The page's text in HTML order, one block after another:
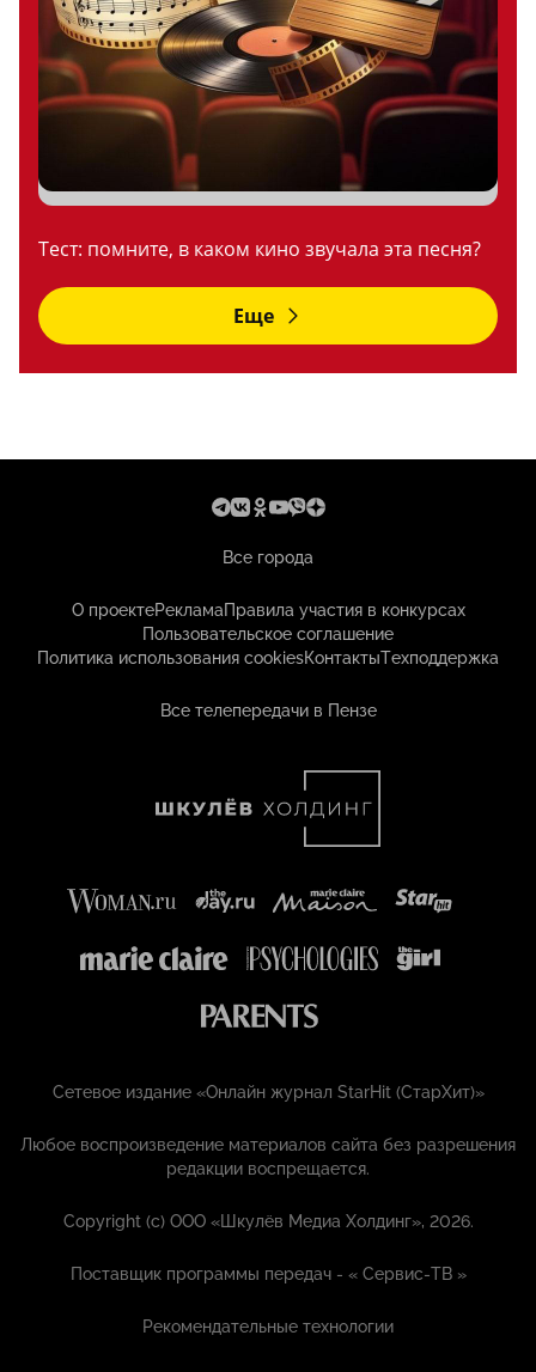
Тест: помните, в каком кино звучала эта песня?
Еще
Все города
О проектеРекламаПравила участия в конкурсах
Пользовательское соглашение
Политика использования cookiesКонтактыТехподдержка
Все телепередачи в Пензе
Сетевое издание «Онлайн журнал StarHit (СтарХит)»
Любое воспроизведение материалов сайта без разрешения
редакции воспрещается.
Copyright (с) ООО «Шкулёв Медиа Холдинг», 2026.
Поставщик программы передач - «Сервис-ТВ »
Рекомендательные технологии